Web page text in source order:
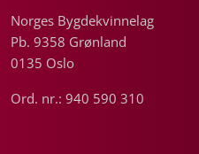
Norges Bygdekvinnelag
Pb. 9358 Grønland
0135 Oslo
Ord. nr.: 940 590 310